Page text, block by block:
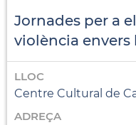
Jornades per a
violència envers
LLOC
Centre Cultural de
ADREÇA